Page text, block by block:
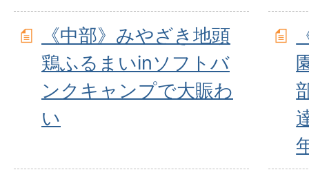
《中部》みやざき地頭
鶏ふるまいinソフトバ
ンクキャンプで大賑わ
い